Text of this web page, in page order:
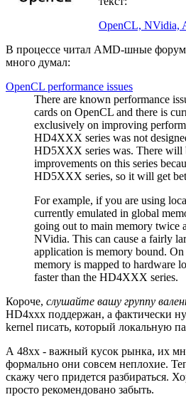
OpenCL, NVidia,
В процессе читал AMD-шные
много думал:
OpenCL performance issues
There are known performance
cards on OpenCL and there is
exclusively on improving
HD4XXX series was not
HD5XXX series was. There will
improvements on this series
HD5XXX series, so it will get
For example, if you are using
currently emulated in global
going out to main memory twice
NVidia. This can cause a fairly
application is memory bound.
memory is mapped to hardware
faster than the HD4XXX series.
Короче, слушайте вашу группу
HD4xxx поддержан, а фактически
kernel писать, который локальную
А 48xx - важный кусок рынка, их
формально они совсем неплохие.
скажу чего придется разбираться.
просто рекомендовано забыть.